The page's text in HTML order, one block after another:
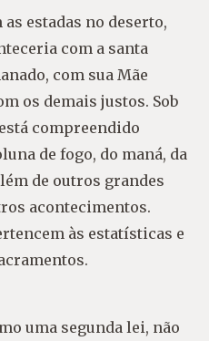
as estadas no deserto,
com a santa
com sua Mãe
os demais justos. Sob
compreendido
de fogo, do maná, da
de outros grandes
acontecimentos.
às estatísticas e
uma segunda lei, não